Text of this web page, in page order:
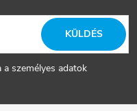
a személyes adatok
KÜLDÉS